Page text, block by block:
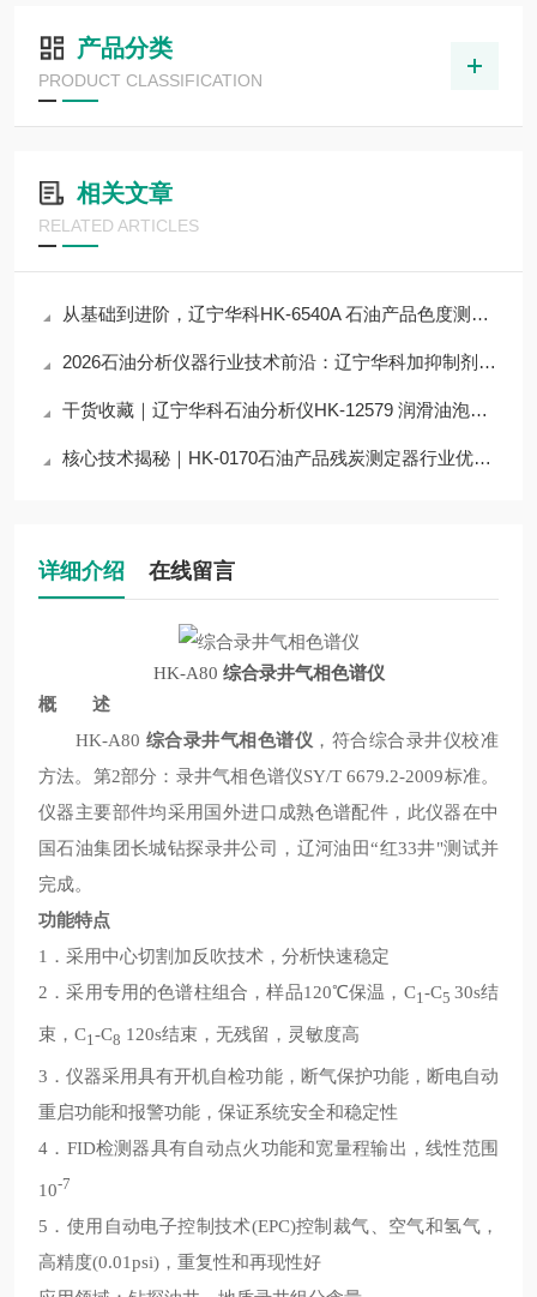
产品分类
PRODUCT CLASSIFICATION
相关文章
RELATED ARTICLES
从基础到进阶，辽宁华科HK-6540A 石油产品色度测定器仪器检测技术全解析
2026石油分析仪器行业技术前沿：辽宁华科加抑制剂防锈性能测定器应用与突破
干货收藏｜辽宁华科石油分析仪HK-12579 润滑油泡沫特性测定器技术原理拆解
核心技术揭秘｜HK-0170石油产品残炭测定器行业优质仪器，占据半壁江山？
详细介绍 在线留言
HK-A80 综合录井气相色谱仪
概 述
HK-A80 综合录井气相色谱仪 ，符合综合录井仪校准
方法。第2部分：录井气相色谱仪SY/T 6679.2-2009标准。
仪器主要部件均采用国外进口成熟色谱配件，此仪器在中
国石油集团长城钻探录井公司，辽河油田“红33井"测试并
完成。
功能特点
1．采用中心切割加反吹技术，分析快速稳定
2．采用专用的色谱柱组合，样品120℃保温，C1-C5 30s结
束，C1-C8 120s结束，无残留，灵敏度高
3．仪器采用具有开机自检功能，断气保护功能，断电自动
重启功能和报警功能，保证系统安全和稳定性
4．FID检测器具有自动点火功能和宽量程输出，线性范围
10-7
5．使用自动电子控制技术(EPC)控制裁气、空气和氢气，
高精度(0.01psi)，重复性和再现性好